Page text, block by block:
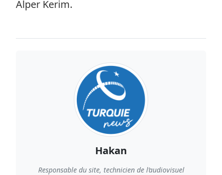
Alper Kerim.
Hakan
Responsable du site, technicien de l’audiovisuel